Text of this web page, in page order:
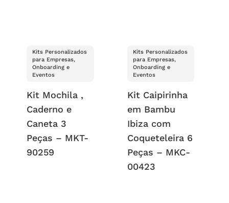
Kits Personalizados
para Empresas,
Onboarding e
Eventos
Kit Mochila ,
Caderno e
Caneta 3
Peças – MKT-
90259
Kits Personalizados
para Empresas,
Onboarding e
Eventos
Kit Caipirinha
em Bambu
Ibiza com
Coqueteleira 6
Peças – MKC-
00423